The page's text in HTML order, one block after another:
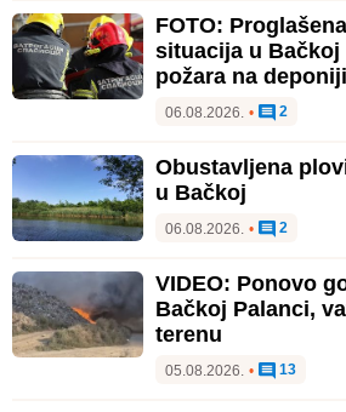
FOTO:
situacija u Bačkoj
požara na deponiji
06.08.2026. • 2
Obustavljena
u Bačkoj
06.08.2026. • 2
VIDEO: Ponovo
Bačkoj Palanci,
terenu
05.08.2026. • 13